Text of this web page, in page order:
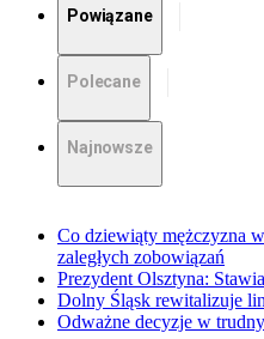
Powiązane
Polecane
Najnowsze
Co dziewiąty mężczyzna
zaległych zobowiązań
Prezydent Olsztyna:
Dolny Śląsk rewitalizuje
Odważne decyzje w